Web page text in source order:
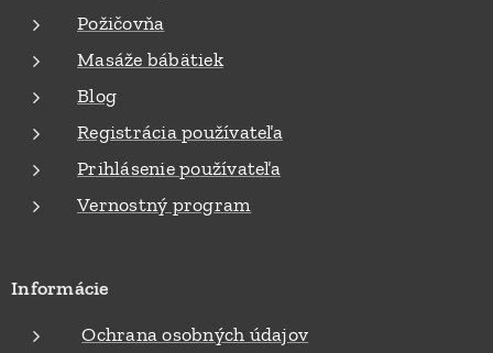
Požičovňa
Masáže bábätiek
Blog
Registrácia používateľa
Prihlásenie používateľa
Vernostný program
Informácie
Ochrana osobných údajov